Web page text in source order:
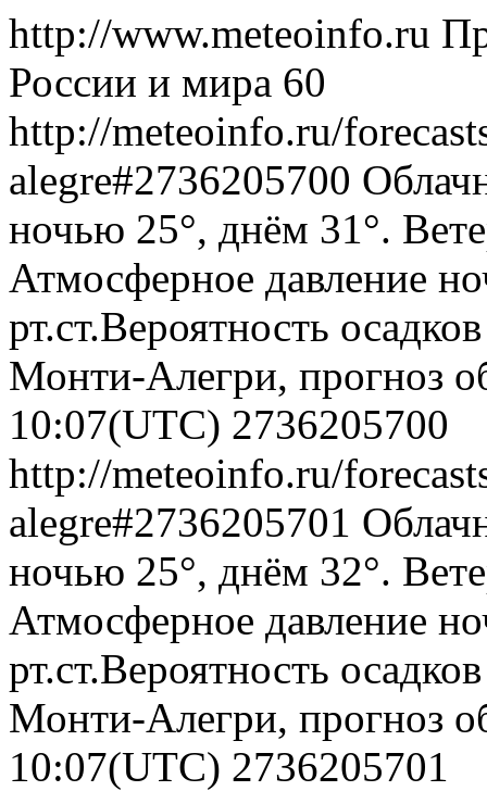
http://www.meteoinfo.ru
России и мира 60
http://meteoinfo.ru/
alegre#2736205700
ночью 25°, днём 31°.
Атмосферное давление
рт.ст.Вероятность
Монти-Алегри, прогноз
10:07(UTC) 2736205700
http://meteoinfo.ru/
alegre#2736205701
ночью 25°, днём 32°.
Атмосферное давление
рт.ст.Вероятность
Монти-Алегри, прогноз
10:07(UTC) 2736205701